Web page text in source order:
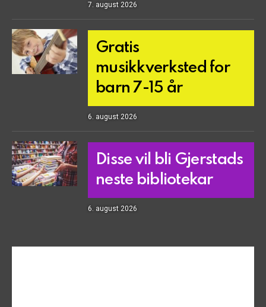
7. august 2026
Gratis
musikkverksted for
barn 7-15 år
6. august 2026
Disse vil bli Gjerstads
neste bibliotekar
6. august 2026